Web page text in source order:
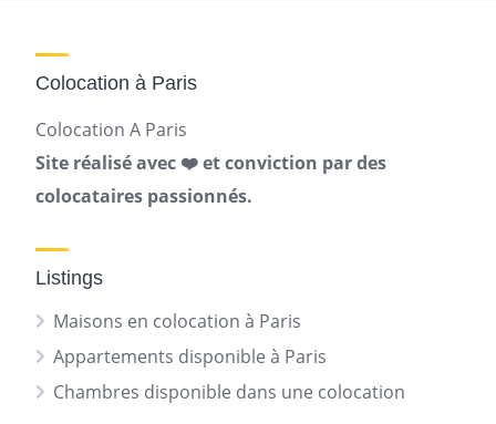
Colocation à Paris
Colocation A Paris
Site réalisé avec ❤️ et conviction par des
colocataires passionnés.
Listings
Maisons en colocation à Paris
Appartements disponible à Paris
Chambres disponible dans une colocation